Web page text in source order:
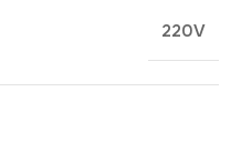
220V